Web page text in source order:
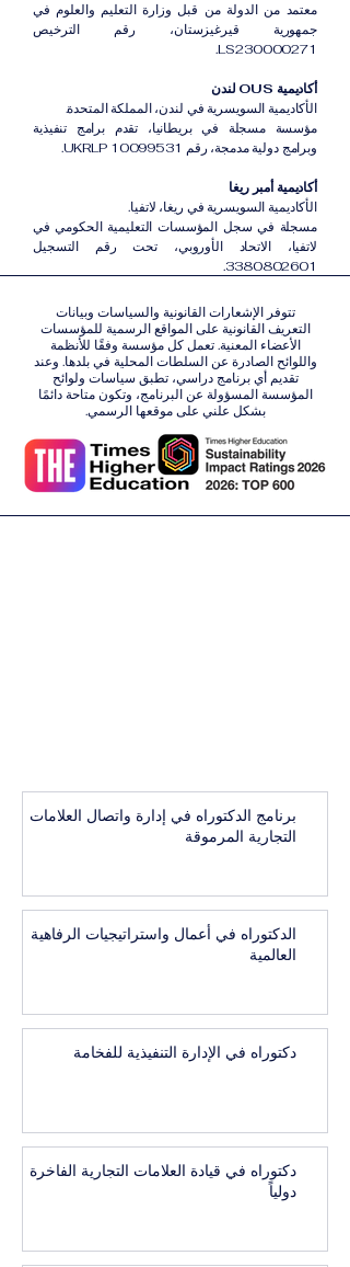
معتمد من الدولة من قبل وزارة التعليم والعلوم في
جمهورية قيرغيزستان، رقم الترخيص
LS230000271.
أكاديمية OUS لندن
الأكاديمية السويسرية في لندن، المملكة المتحدة.
مؤسسة مسجلة في بريطانيا، تقدم برامج تنفيذية
وبرامج دولية مدمجة، رقم UKRLP 10099531.
أكاديمية أمبر ريغا
الأكاديمية السويسرية في ريغا، لاتفيا.
مسجلة في سجل المؤسسات التعليمية الحكومي في
لاتفيا، الاتحاد الأوروبي، تحت رقم التسجيل
3380802601.
تتوفر الإشعارات القانونية والسياسات وبيانات
التعريف القانونية على المواقع الرسمية للمؤسسات
الأعضاء المعنية. تعمل كل مؤسسة وفقًا للأنظمة
واللوائح الصادرة عن السلطات المحلية في بلدها. وعند
تقديم أي برنامج دراسي، تطبق سياسات ولوائح
المؤسسة المسؤولة عن البرنامج، وتكون متاحة دائمًا
بشكل علني على موقعها الرسمي.
برنامج الدكتوراه في إدارة واتصال العلامات
التجارية المرموقة
الدكتوراه في أعمال واستراتيجيات الرفاهية
العالمية
دكتوراه في الإدارة التنفيذية للفخامة
دكتوراه في قيادة العلامات التجارية الفاخرة
دولياً